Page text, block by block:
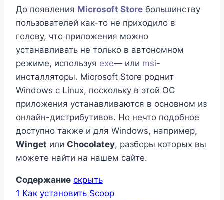
До появления Microsoft Store большинству
пользователей как-то не приходило в
голову, что приложения можно
устанавливать не только в автономном
режиме, используя exe— или msi-
инсталляторы. Microsoft Store роднит
Windows c Linux, поскольку в этой ОС
приложения устанавливаются в основном из
онлайн-дистрибутивов. Но нечто подобное
доступно также и для Windows, например,
Winget или Chocolatey, разборы которых вы
можете найти на нашем сайте.
Содержание скрыть
1 Как установить Scoop